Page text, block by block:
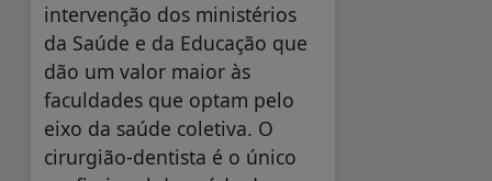
intervenção dos ministérios
da Saúde e da Educação que
dão um valor maior às
faculdades que optam pelo
eixo da saúde coletiva. O
cirurgião-dentista é o único